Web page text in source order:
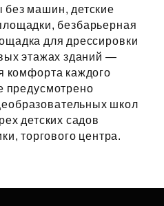
без машин, детские
безбарьерная
для дрессировки
этажах зданий —
комфорта каждого
предусмотрено
школ
детских садов
торгового центра.